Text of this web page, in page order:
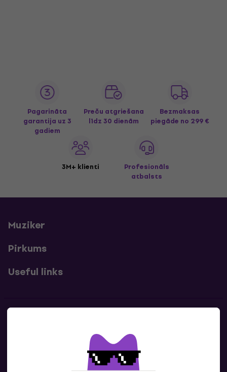
Pagarināta
garantija uz 3
gadiem
Preču atgriešana
līdz 30 dienām
Bezmaksas
piegāde no 299 €
3M+ klienti
Profesionāls
atbalsts
Muziker
Pirkums
Useful links
Sazinies ar mums